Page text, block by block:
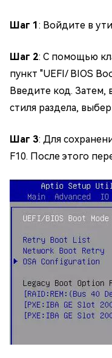
Шаг 1: Войдите в
Шаг 2: С помощью
пункт "UEFI/ BIOS
Введите код. Затем,
стиля раздела,
Шаг 3: Для
F10. После этого